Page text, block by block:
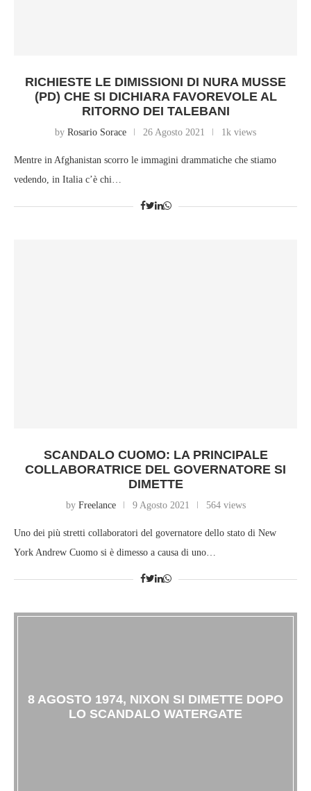
RICHIESTE LE DIMISSIONI DI NURA MUSSE
(PD) CHE SI DICHIARA FAVOREVOLE AL
RITORNO DEI TALEBANI
by Rosario Sorace 26 Agosto 2021 1k views
Mentre in Afghanistan scorro le immagini drammatiche che stiamo
vedendo, in Italia c’è chi…
SCANDALO CUOMO: LA PRINCIPALE
COLLABORATRICE DEL GOVERNATORE SI
DIMETTE
by Freelance 9 Agosto 2021 564 views
Uno dei più stretti collaboratori del governatore dello stato di New
York Andrew Cuomo si è dimesso a causa di uno…
8 AGOSTO 1974, NIXON SI DIMETTE DOPO
LO SCANDALO WATERGATE